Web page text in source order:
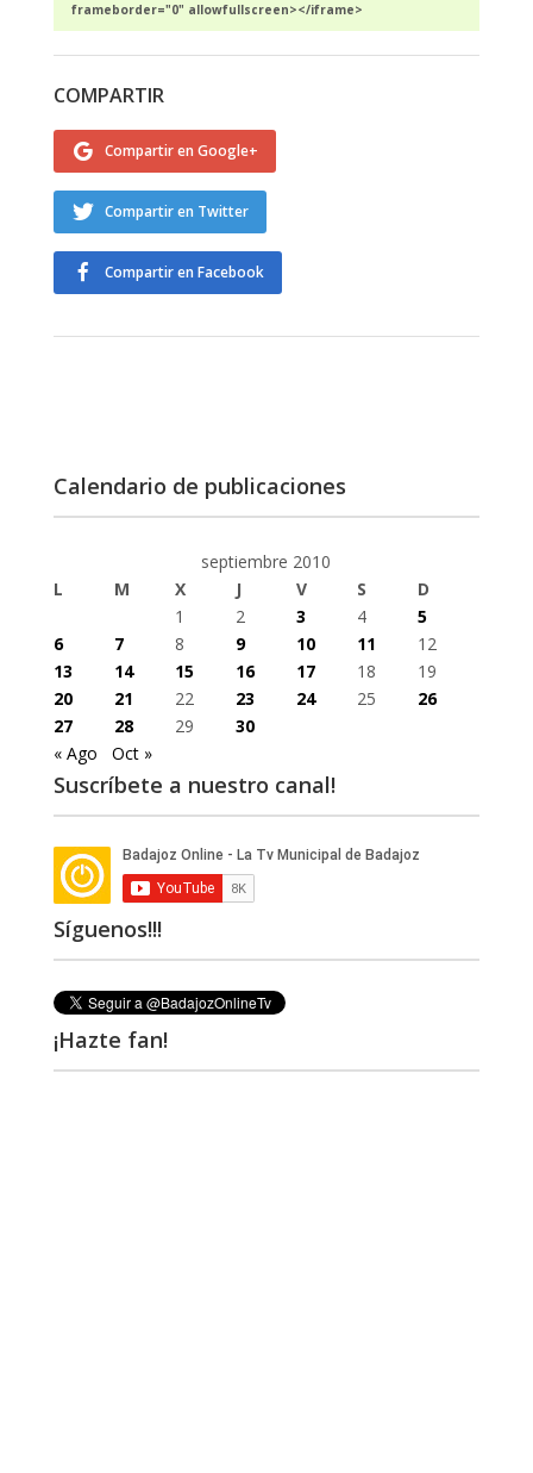
frameborder="0" allowfullscreen></iframe>
COMPARTIR
Compartir en Google+
Compartir en Twitter
Compartir en Facebook
Calendario de publicaciones
septiembre 2010
L
M X J V S
D
1
2 3 4
5
6
7 8 9 10 11
12
13
14 15 16 17 18
19
20
21 22 23 24 25
26
27
28 29
30
« Ago
Oct »
Suscríbete a nuestro canal!
Síguenos!!!
¡Hazte fan!